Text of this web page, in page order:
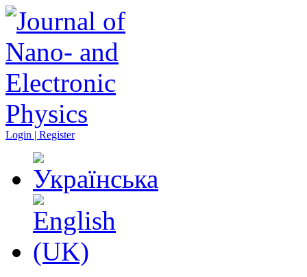
Login | Register